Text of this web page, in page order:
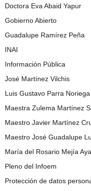
Doctora Eva Abaid Yapur
Gobierno Abierto
Guadalupe Ramírez Peña
INAI
Información Pública
José Martínez Vilchis
Luis Gustavo Parra Noriega
Maestra Zulema Martínez
Maestro Javier Martínez
Maestro José Guadalupe
María del Rosario Mejía
Pleno del Infoem
Protección de datos